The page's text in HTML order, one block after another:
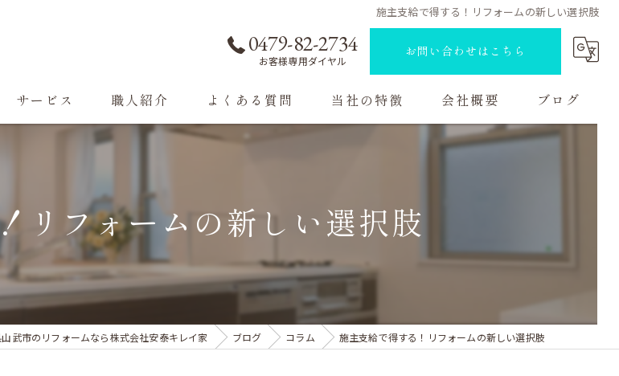
施主支給で得する！リフォームの新しい選択肢
0479-82-2734
お客様専用ダイヤル
お問い合わせはこちら
サービス
外構工事
施工事例・お客様の声
職人紹介 よくある質問 当社の特徴
内装工事
リノベーション
マンション
会社概要 ブログ
リフォームの新しい選択肢
武市のリフォームなら株式会社安泰キレイ家 ブログ コラム 施主支給で得する！リフォームの新しい選択肢